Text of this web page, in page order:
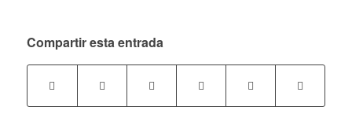
Compartir esta entrada